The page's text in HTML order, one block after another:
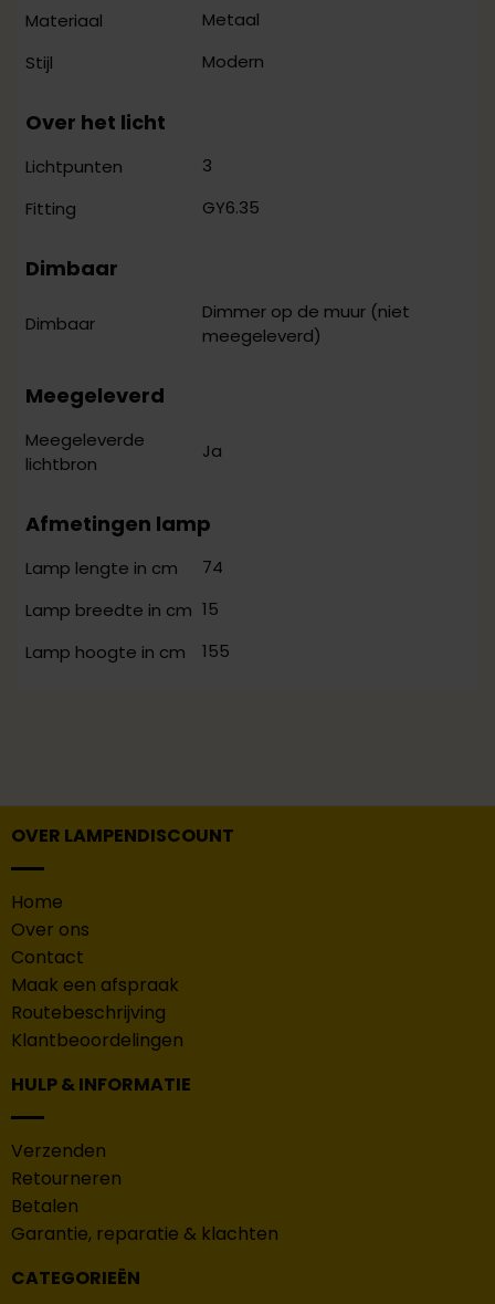
Materiaal
Metaal
Stijl
Modern
Over het licht
Lichtpunten
3
Fitting
GY6.35
Dimbaar
Dimbaar
Dimmer op de muur (niet
meegeleverd)
Meegeleverd
Meegeleverde
lichtbron
Ja
Afmetingen lamp
Lamp lengte in cm
74
Lamp breedte in cm 15
Lamp hoogte in cm
155
OVER LAMPENDISCOUNT
Home
Over ons
Contact
Maak een afspraak
Routebeschrijving
Klantbeoordelingen
HULP & INFORMATIE
Verzenden
Retourneren
Betalen
Garantie, reparatie & klachten
CATEGORIEËN